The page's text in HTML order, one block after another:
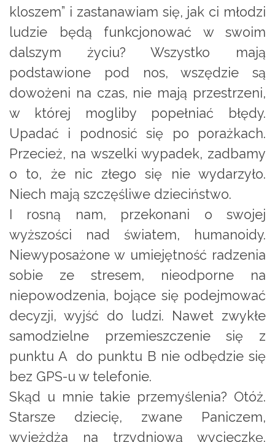
kloszem” i zastanawiam się, jak ci młodzi
ludzie będą funkcjonować w swoim
dalszym życiu? Wszystko mają
podstawione pod nos, wszędzie są
dowożeni na czas, nie mają przestrzeni,
w której mogliby popełniać błędy.
Upadać i podnosić się po porażkach.
Przecież, na wszelki wypadek, zadbamy
o to, że nic złego się nie wydarzyło.
Niech mają szczęśliwe dzieciństwo.
I rosną nam, przekonani o swojej
wyższości nad światem, humanoidy.
Niewyposażone w umiejętność radzenia
sobie ze stresem, nieodporne na
niepowodzenia, bojące się podejmować
decyzji, wyjść do ludzi. Nawet zwykłe
samodzielne przemieszczenie się z
punktu A do punktu B nie odbędzie się
bez GPS-u w telefonie.
Skąd u mnie takie przemyślenia? Otóż.
Starsze dziecię, zwane Paniczem,
wyjeżdża na trzydniową wycieczkę.